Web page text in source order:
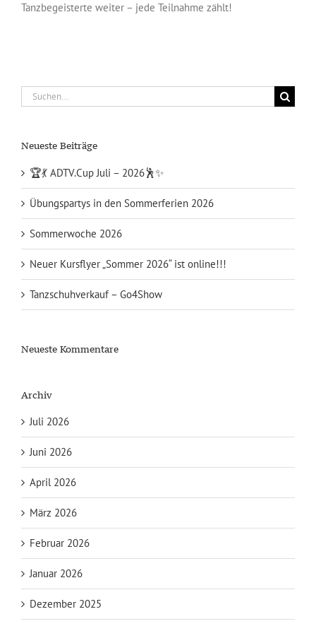
Tanzbegeisterte weiter – jede Teilnahme zählt!
Suche
nach:
Neueste Beiträge
🏆💃 ADTV.Cup Juli – 2026🕺✨
Übungspartys in den Sommerferien 2026
Sommerwoche 2026
Neuer Kursflyer „Sommer 2026“ ist online!!!
Tanzschuhverkauf – Go4Show
Neueste Kommentare
Archiv
Juli 2026
Juni 2026
April 2026
März 2026
Februar 2026
Januar 2026
Dezember 2025